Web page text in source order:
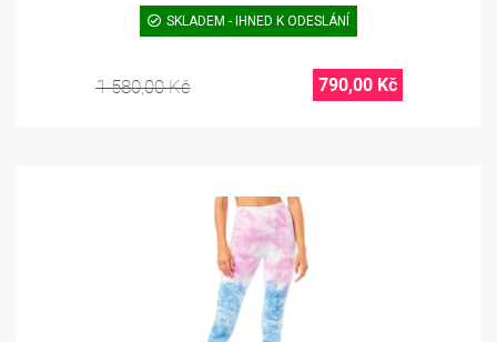
SKLADEM - IHNED K ODESLÁNÍ
1 580,00 Kč 790,00 Kč